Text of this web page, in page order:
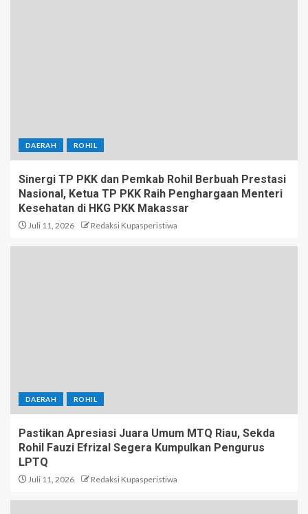
DAERAH ROHIL
Sinergi TP PKK dan Pemkab Rohil Berbuah Prestasi
Nasional, Ketua TP PKK Raih Penghargaan Menteri
Kesehatan di HKG PKK Makassar
Juli 11, 2026 Redaksi Kupasperistiwa
DAERAH ROHIL
Pastikan Apresiasi Juara Umum MTQ Riau, Sekda
Rohil Fauzi Efrizal Segera Kumpulkan Pengurus
LPTQ
Juli 11, 2026 Redaksi Kupasperistiwa